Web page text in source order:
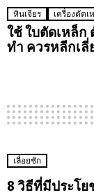
หินเจียร เครื่องตัดเ
ใช้ ใบตัดเหล็ก
ทำ ควรหลีกเลี่
เลื่อยชัก
8 วิธีที่มีประโย